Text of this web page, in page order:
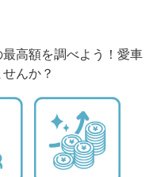
高額を調べよう！愛車
んか？